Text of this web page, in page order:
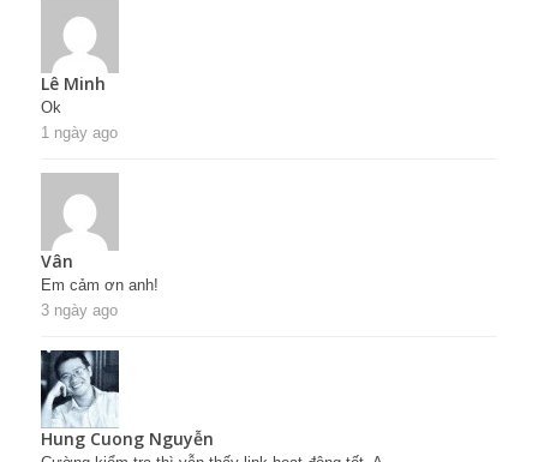
Lê Minh
Ok
1 ngày ago
Vân
Em cảm ơn anh!
3 ngày ago
Hung Cuong Nguyễn